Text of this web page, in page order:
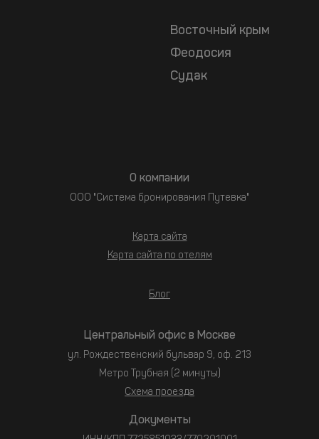
Восточный крым
Феодосия
Судак
О компании
ООО "Система бронирования Путевка"
Карта сайта
Карта сайта по отелям
Блог
Документы
Центральный офис в Москве
ул. Рождественский бульвар 9, оф. 213
Метро Трубная (2 минуты)
Схема проезда